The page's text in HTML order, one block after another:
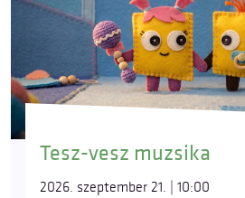
Tesz-vesz muzsika
2026. szeptember 21. | 10:00